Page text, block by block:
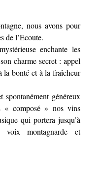
nous avons pour
de l’Ecoute.
enchante les
charme secret : appel
la bonté et à la fraîcheur
généreux
« composé » nos vins
qui portera jusqu’à
montagnarde et